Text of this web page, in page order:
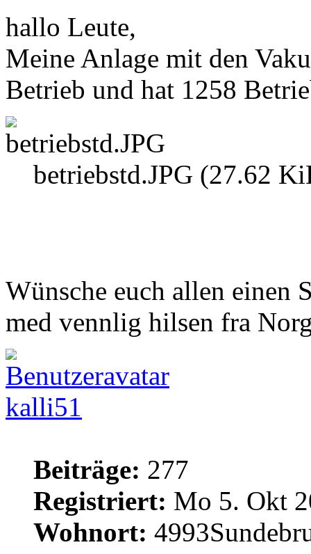
hallo Leute,
Meine Anlage mit den
Betrieb und hat 1258
betriebstd.JPG (27.62
Wünsche euch allen einen
med vennlig hilsen fra
kalli51
Beiträge: 277
Registriert: Mo 5. Okt
Wohnort: